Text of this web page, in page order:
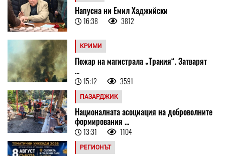
Напусна ни Емил Хаджийски
16:38 3812
КРИМИ
Пожар на магистрала „Тракия“. Затварят
...
15:12 3591
ПАЗАРДЖИК
Националната асоциация на доброволните
формирования ...
13:31 1104
РЕГИОНЪТ